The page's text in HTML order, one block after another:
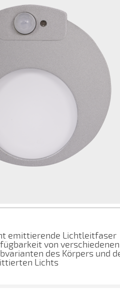
emittierende Lichtleitfaser
von verschiedenen
des Körpers und
Lichts